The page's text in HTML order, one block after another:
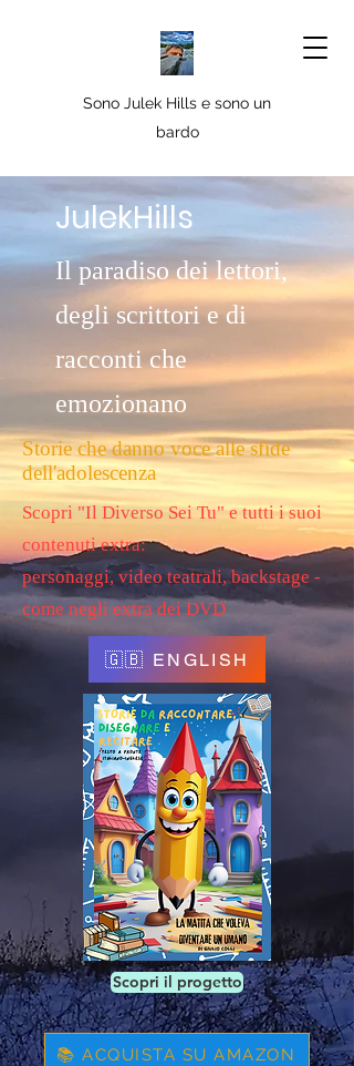
Sono Julek Hills e sono un
bardo
JulekHills
Il paradiso dei lettori,
degli scrittori e di
racconti che
emozionano
Storie che danno voce alle sfide
dell'adolescenza
Scopri "Il Diverso Sei Tu" e tutti i suoi
contenuti extra:
personaggi, video teatrali, backstage -
come negli extra dei DVD
🇬🇧 ENGLISH
Scopri il progetto
📚 ACQUISTA SU AMAZON